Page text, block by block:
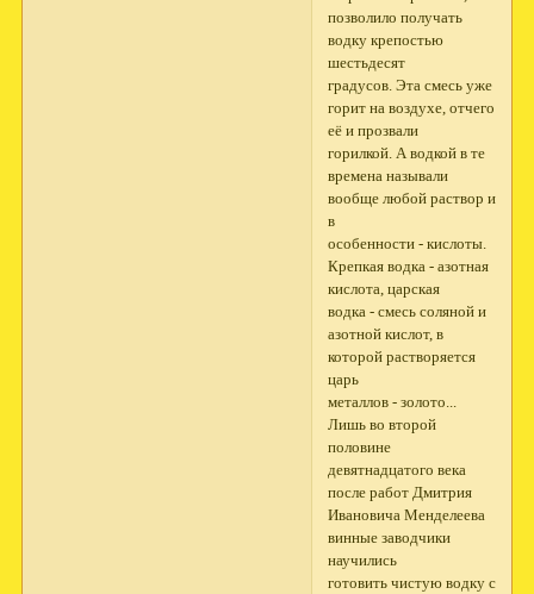
позволило получать
водку крепостью
шестьдесят
градусов. Эта смесь уже
горит на воздухе, отчего
её и прозвали
горилкой. А водкой в те
времена называли
вообще любой раствор и
в
особенности - кислоты.
Крепкая водка - азотная
кислота, царская
водка - смесь соляной и
азотной кислот, в
которой растворяется
царь
металлов - золото...
Лишь во второй
половине
девятнадцатого века
после работ Дмитрия
Ивановича Менделеева
винные заводчики
научились
готовить чистую водку с